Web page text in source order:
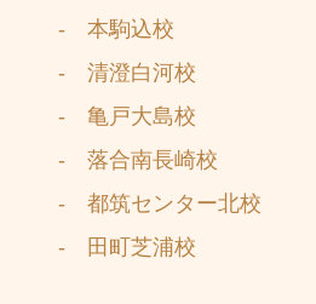
- 本駒込校
- 清澄白河校
- 亀戸大島校
- 落合南長崎校
- 都筑センター北校
- 田町芝浦校